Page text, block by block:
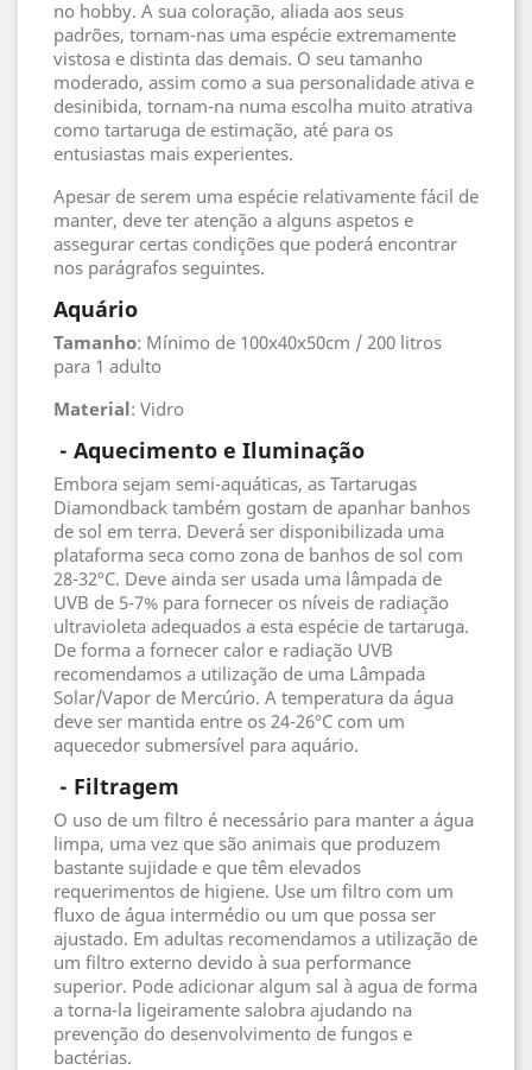
no hobby. A sua coloração, aliada aos seus
padrões, tornam-nas uma espécie extremamente
vistosa e distinta das demais. O seu tamanho
moderado, assim como a sua personalidade ativa e
desinibida, tornam-na numa escolha muito atrativa
como tartaruga de estimação, até para os
entusiastas mais experientes.
Apesar de serem uma espécie relativamente fácil de
manter, deve ter atenção a alguns aspetos e
assegurar certas condições que poderá encontrar
nos parágrafos seguintes.
Aquário
Tamanho: Mínimo de 100x40x50cm / 200 litros
para 1 adulto
Material: Vidro
- Aquecimento e Iluminação
Embora sejam semi-aquáticas, as Tartarugas
Diamondback também gostam de apanhar banhos
de sol em terra. Deverá ser disponibilizada uma
plataforma seca como zona de banhos de sol com
28-32ºC. Deve ainda ser usada uma lâmpada de
UVB de 5-7% para fornecer os níveis de radiação
ultravioleta adequados a esta espécie de tartaruga.
De forma a fornecer calor e radiação UVB
recomendamos a utilização de uma Lâmpada
Solar/Vapor de Mercúrio. A temperatura da água
deve ser mantida entre os 24-26ºC com um
aquecedor submersível para aquário.
- Filtragem
O uso de um filtro é necessário para manter a água
limpa, uma vez que são animais que produzem
bastante sujidade e que têm elevados
requerimentos de higiene. Use um filtro com um
fluxo de água intermédio ou um que possa ser
ajustado. Em adultas recomendamos a utilização de
um filtro externo devido à sua performance
superior. Pode adicionar algum sal à agua de forma
a torna-la ligeiramente salobra ajudando na
prevenção do desenvolvimento de fungos e
bactérias.